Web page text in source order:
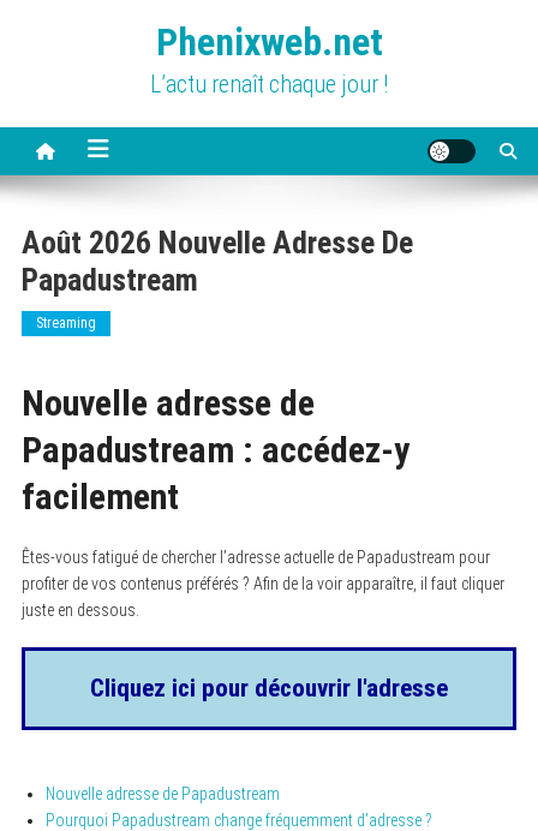
Phenixweb.net
L’actu renaît chaque jour !
Août 2026 Nouvelle Adresse De
Papadustream
Streaming
Nouvelle adresse de
Papadustream : accédez-y
facilement
Êtes-vous fatigué de chercher l’adresse actuelle de Papadustream pour
profiter de vos contenus préférés ? Afin de la voir apparaître, il faut cliquer
juste en dessous.
Cliquez ici pour découvrir l'adresse
Nouvelle adresse de Papadustream
Pourquoi Papadustream change fréquemment d’adresse ?